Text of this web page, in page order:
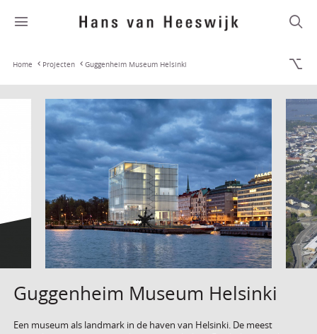
Home Projecten Guggenheim Museum Helsinki
Guggenheim Museum Helsinki
Een museum als landmark in de haven van Helsinki. De meest